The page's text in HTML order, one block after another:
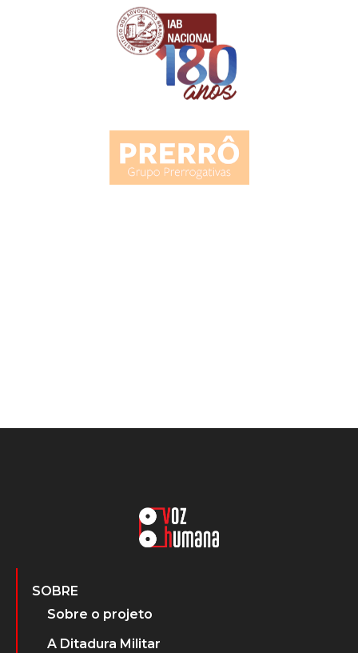
SOBRE
Sobre o projeto
A Ditadura Militar